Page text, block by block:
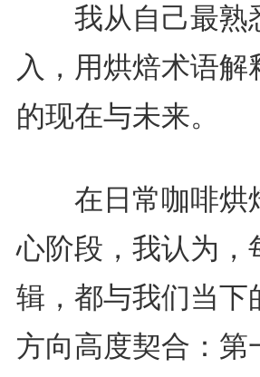
我从自己最熟
入，用烘焙术语
的现在与未来。
在日常咖啡烘
心阶段，我认为，
辑，都与我们当下
方向高度契合：第